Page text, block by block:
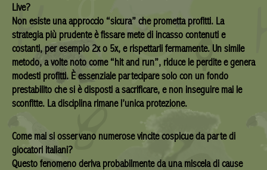
Live?
Non esiste una approccio “sicura” che prometta profitti. La
strategia più prudente è fissare mete di incasso contenuti e
costanti, per esempio 2x o 5x, e rispettarli fermamente. Un simile
metodo, a volte noto come “hit and run”, riduce le perdite e genera
modesti profitti. È essenziale partecipare solo con un fondo
prestabilito che si è disposti a sacrificare, e non inseguire mai le
sconfitte. La disciplina rimane l’unica protezione.
Come mai si osservano numerose vincite cospicue da parte di
giocatori italiani?
Questo fenomeno deriva probabilmente da una miscela di cause